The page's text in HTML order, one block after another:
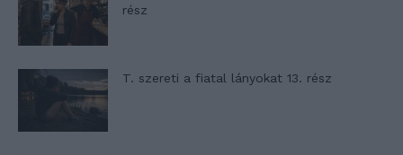
rész
T. szereti a fiatal lányokat 13. rész